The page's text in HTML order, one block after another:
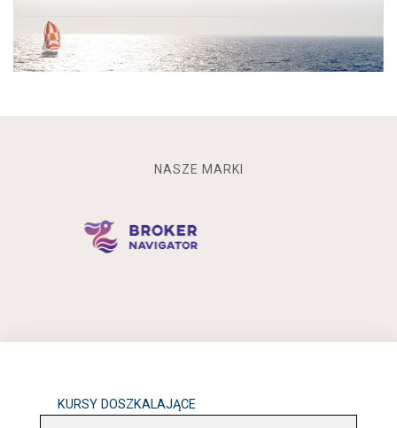
NASZE MARKI
KURSY DOSZKALAJĄCE